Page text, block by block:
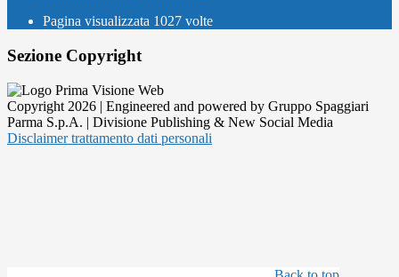
Pagina visualizzata 1027 volte
Sezione Copyright
Copyright 2026 | Engineered and powered by Gruppo Spaggiari
Parma S.p.A. | Divisione Publishing & New Social Media
Disclaimer trattamento dati personali